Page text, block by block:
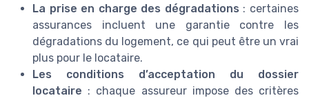
La prise en charge des dégradations : certaines
assurances incluent une garantie contre les
dégradations du logement, ce qui peut être un vrai
plus pour le locataire.
Les conditions d’acceptation du dossier
locataire : chaque assureur impose des critères